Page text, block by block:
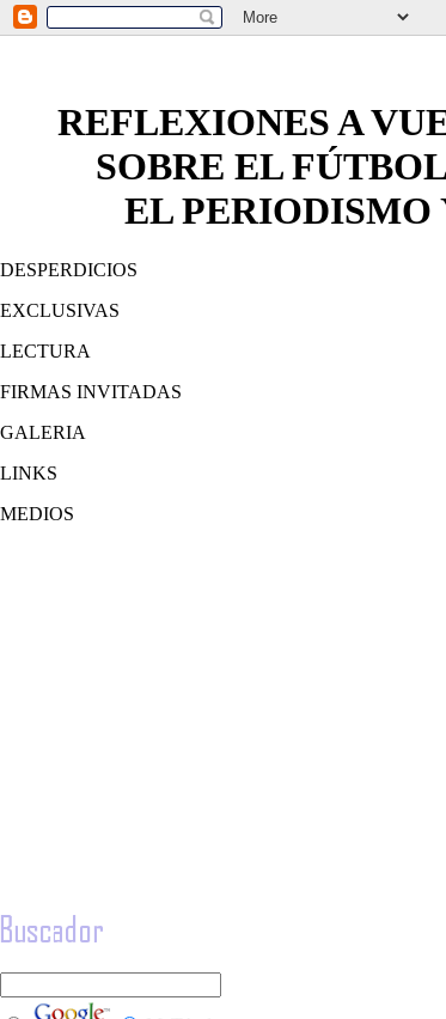
REFLEXIONES A
SOBRE EL
EL PERIODISMO
DESPERDICIOS
EXCLUSIVAS
LECTURA
FIRMAS INVITADAS
GALERIA
LINKS
MEDIOS